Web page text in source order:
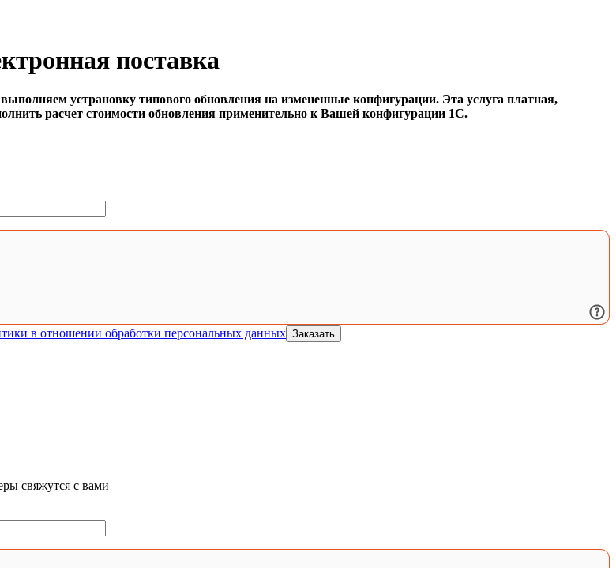
поставка
устрановку типового обновления на измененные конфигурации. Эта услуга платная,
расчет стоимости обновления применительно к Вашей конфигурации 1С.
в отношении обработки персональных данных Заказать
свяжутся с вами